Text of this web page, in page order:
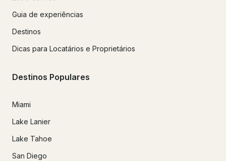
Guia de experiências
Destinos
Dicas para Locatários e Proprietários
Destinos Populares
Miami
Lake Lanier
Lake Tahoe
San Diego